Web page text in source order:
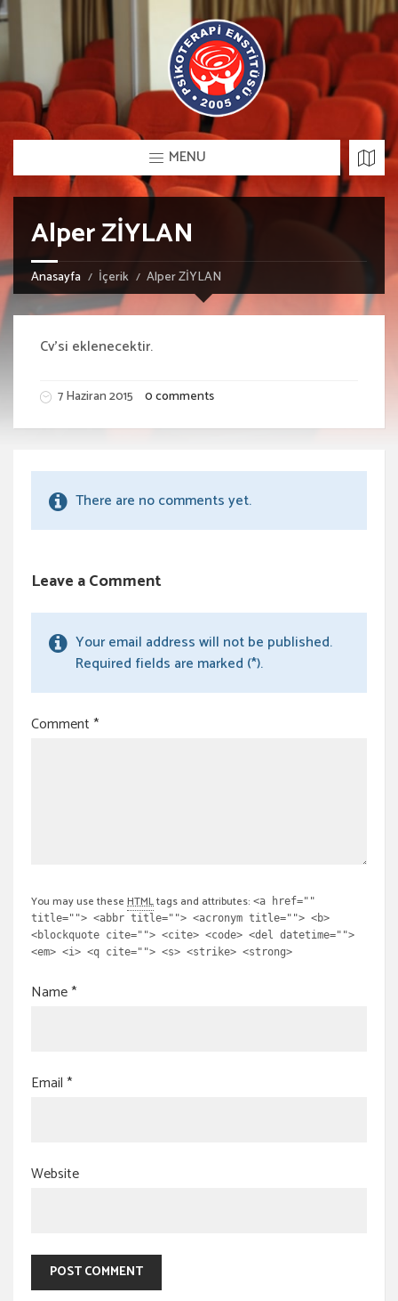
MENU
Alper ZİYLAN
Anasayfa İçerik Alper ZİYLAN
Cv’si eklenecektir.
7 Haziran 2015 0 comments
There are no comments yet.
Leave a Comment
Your email address will not be published.
Required fields are marked (*).
Comment*
You may use these HTMLtags and attributes: <a href=""
title=""> <abbr title=""> <acronym title=""> <b>
<blockquote cite=""> <cite> <code> <del datetime="">
<em> <i> <q cite=""> <s> <strike> <strong>
Name*
Email*
Website